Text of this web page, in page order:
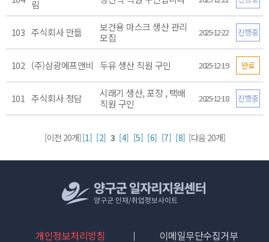
림
103 주식회사 만듦
보건용 마스크 생산 관리
모집
2025-12-22 진행중
102 (주)삼광에프앤비 두유 생산 직원 구인 2025-12-19 완료
101 주식회사 정담
시래기 생산, 포장 , 택배
직원 구인
2025-12-18 진행중
[이전 20개][1] [2] 3 [4] [5] [6] [7] [8] [다음 20개]
개인정보처리방침 이메일무단수집거부